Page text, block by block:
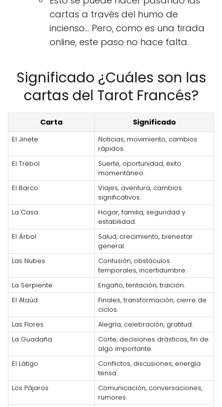
cartas a través del humo de
incienso... Pero, como es una tirada
online, este paso no hace falta.
Significado ¿Cuáles son las
cartas del Tarot Francés?
Carta Significado
El Jinete
Noticias, movimiento, cambios
rápidos.
El Trébol
Suerte, oportunidad, éxito
momentáneo.
El Barco
Viajes, aventura, cambios
significativos.
La Casa
Hogar, familia, seguridad y
estabilidad.
El Árbol
Salud, crecimiento, bienestar
general.
Las Nubes
Confusión, obstáculos
temporales, incertidumbre.
La Serpiente
Engaño, tentación, traición.
El Ataúd
Finales, transformación, cierre de
ciclos.
Las Flores
Alegría, celebración, gratitud.
La Guadaña
Corte, decisiones drásticas, fin de
algo importante.
El Látigo
Conflictos, discusiones, energía
tensa.
Los Pájaros
Comunicación, conversaciones,
rumores.